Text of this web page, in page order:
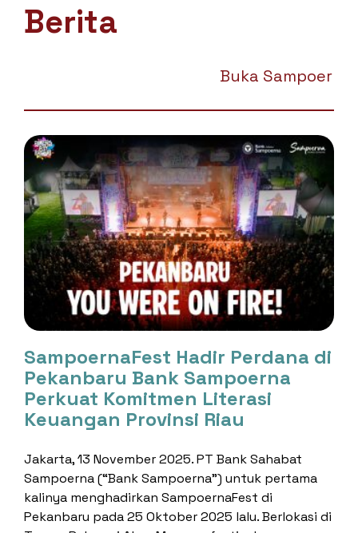
Berita
Buka Sampoerna Mobile
SampoernaFest Hadir Perdana di
Pekanbaru Bank Sampoerna
Perkuat Komitmen Literasi
Keuangan Provinsi Riau
Jakarta, 13 November 2025. PT Bank Sahabat
Sampoerna (“Bank Sampoerna”) untuk pertama
kalinya menghadirkan SampoernaFest di
Pekanbaru pada 25 Oktober 2025 lalu. Berlokasi di